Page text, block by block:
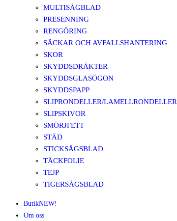
MULTISÅGBLAD
PRESENNING
RENGÖRING
SÄCKAR OCH AVFALLSHANTERING
SKOR
SKYDDSDRÄKTER
SKYDDSGLASÖGON
SKYDDSPAPP
SLIPRONDELLER/LAMELLRONDELLER
SLIPSKIVOR
SMÖRJFETT
STÄD
STICKSÅGSBLAD
TÄCKFOLIE
TEJP
TIGERSÅGSBLAD
ButikNEW!
Om oss